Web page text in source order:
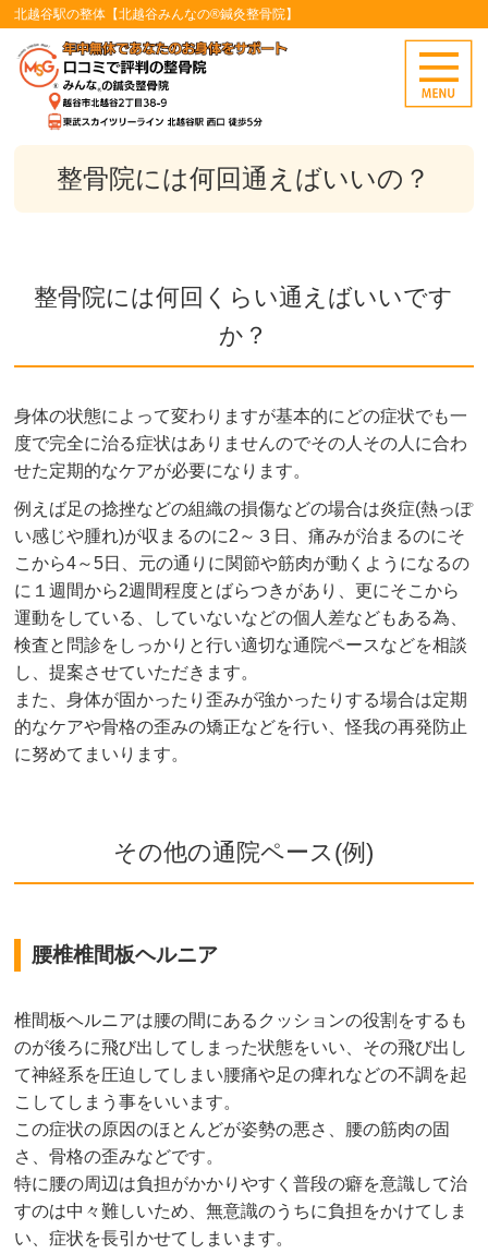
北越谷駅の整体【北越谷みんなの®鍼灸整骨院】
整骨院には何回通えばいいの？
整骨院には何回くらい通えばいいです
か？
身体の状態によって変わりますが基本的にどの症状でも一
度で完全に治る症状はありませんのでその人その人に合わ
せた定期的なケアが必要になります。
例えば足の捻挫などの組織の損傷などの場合は炎症(熱っぽ
い感じや腫れ)が収まるのに2～３日、痛みが治まるのにそ
こから4～5日、元の通りに関節や筋肉が動くようになるの
に１週間から2週間程度とばらつきがあり、更にそこから
運動をしている、していないなどの個人差などもある為、
検査と問診をしっかりと行い適切な通院ペースなどを相談
し、提案させていただきます。
また、身体が固かったり歪みが強かったりする場合は定期
的なケアや骨格の歪みの矯正などを行い、怪我の再発防止
に努めてまいります。
その他の通院ペース(例)
腰椎椎間板ヘルニア
椎間板ヘルニアは腰の間にあるクッションの役割をするも
のが後ろに飛び出してしまった状態をいい、その飛び出し
て神経系を圧迫してしまい腰痛や足の痺れなどの不調を起
こしてしまう事をいいます。
この症状の原因のほとんどが姿勢の悪さ、腰の筋肉の固
さ、骨格の歪みなどです。
特に腰の周辺は負担がかかりやすく普段の癖を意識して治
すのは中々難しいため、無意識のうちに負担をかけてしま
い、症状を長引かせてしまいます。